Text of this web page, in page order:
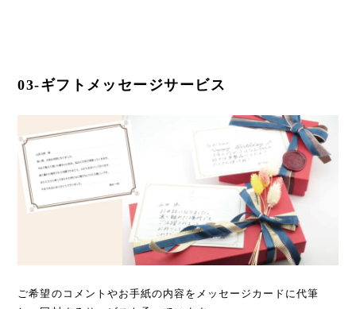
03-ギフトメッセージサービス
ご希望のコメントやお手紙の内容をメッセージカードに代筆